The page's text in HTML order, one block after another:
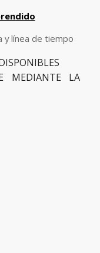
y línea de tiempo
MEDIANTE LA